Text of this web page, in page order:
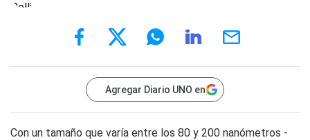
Agregar Diario UNO en
Con un tamaño que varía entre los 80 y 200 nanómetros -